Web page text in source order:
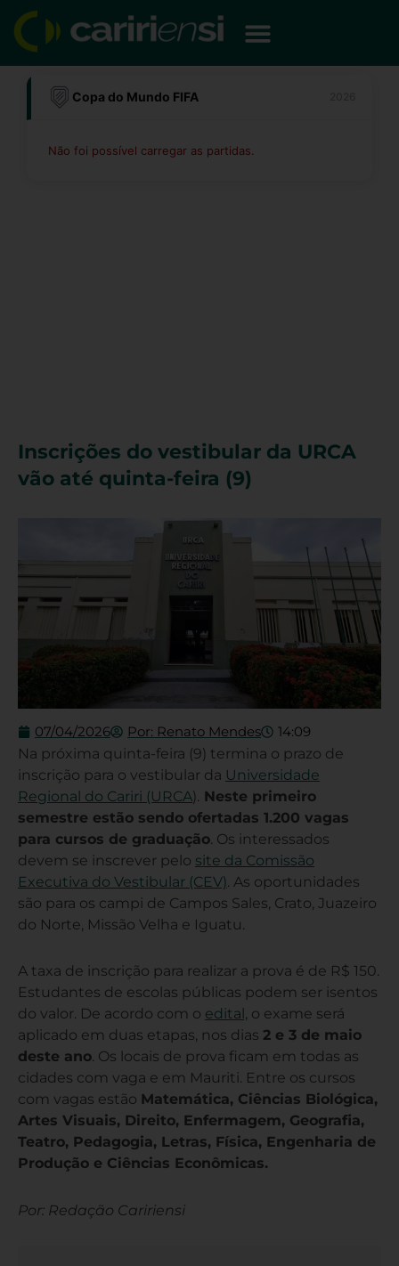
para
conteúdo
Copa do Mundo FIFA
Não foi possível carregar as partidas.
Inscrições do vestibular da URCA
vão até quinta-feira (9)
07/04/2026 Por: Renato Mendes 14:09
Na próxima quinta-feira (9) termina o prazo de
inscrição para o vestibular da Universidade
Regional do Cariri (URCA). Neste primeiro
semestre estão sendo ofertadas 1.200 vagas
para cursos de graduação. Os interessados
devem se inscrever pelo site da Comissão
Executiva do Vestibular (CEV). As oportunidades
são para os campi de Campos Sales, Crato, Juazeiro
do Norte, Missão Velha e Iguatu.
A taxa de inscrição para realizar a prova é de R$ 150.
Estudantes de escolas públicas podem ser isentos
do valor. De acordo com o edital, o exame será
aplicado em duas etapas, nos dias 2 e 3 de maio
deste ano. Os locais de prova ficam em todas as
cidades com vaga e em Mauriti. Entre os cursos
com vagas estão Matemática, Ciências Biológica,
Artes Visuais, Direito, Enfermagem, Geografia,
Teatro, Pedagogia, Letras, Física, Engenharia de
Produção e Ciências Econômicas.
Por: Redação Caririensi